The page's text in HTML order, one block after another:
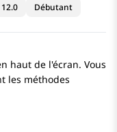
12.0 Débutant
haut de l'écran. Vous
les méthodes